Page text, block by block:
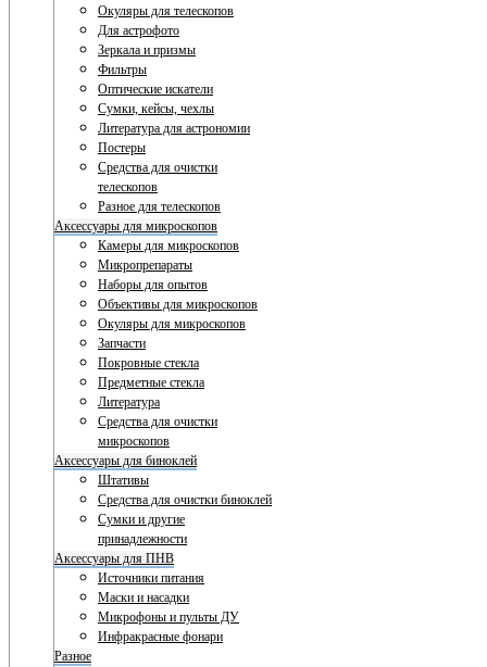
Окуляры для телескопов
Для астрофото
Зеркала и призмы
Фильтры
Оптические искатели
Сумки, кейсы, чехлы
Литература для астрономии
Постеры
Средства для очистки
телескопов
Разное для телескопов
Аксессуары для микроскопов
Камеры для микроскопов
Микропрепараты
Наборы для опытов
Объективы для микроскопов
Окуляры для микроскопов
Запчасти
Покровные стекла
Предметные стекла
Литература
Средства для очистки
микроскопов
Аксессуары для биноклей
Штативы
Средства для очистки биноклей
Сумки и другие
принадлежности
Аксессуары для ПНВ
Источники питания
Маски и насадки
Микрофоны и пульты ДУ
Инфракрасные фонари
Разное